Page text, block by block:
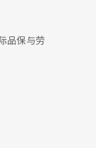
品保与劳